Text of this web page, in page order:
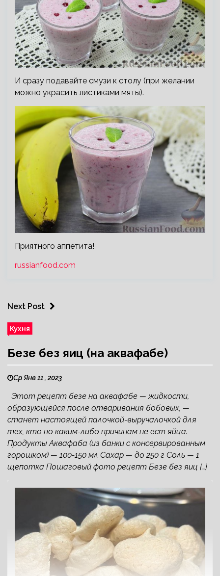
И сразу подавайте смузи к столу (при желании
можно украсить листиками мяты).
Приятного аппетита!
russianfood.com
Next Post
Кухня
Безе без яиц (на аквафабе)
Ср Янв 11 , 2023
Этот рецепт безе на аквафабе — жидкости,
образующейся после отваривания бобовых, —
станет настоящей палочкой-выручалочкой для
тех, кто по каким-либо причинам не ест яйца.
Продукты Аквафаба (из банки с консервированным
горошком) — 100-150 мл Сахар — до 250 г Соль — 1
щепотка Пошаговый фото рецепт Безе без яиц […]